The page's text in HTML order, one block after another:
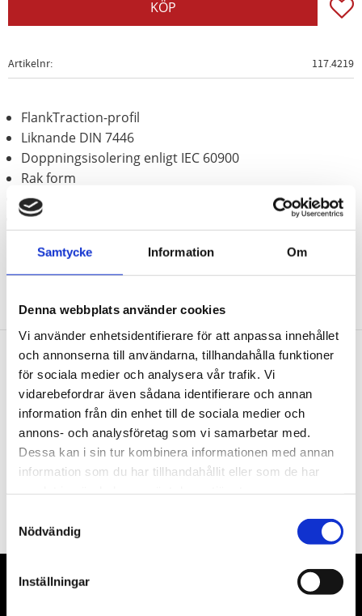
Samtycke Information Om
Denna webbplats använder cookies
Vi använder enhetsidentifierare för att anpassa innehållet
och annonserna till användarna, tillhandahålla funktioner
för sociala medier och analysera vår trafik. Vi
vidarebefordrar även sådana identifierare och annan
information från din enhet till de sociala medier och
annons- och analysföretag som vi samarbetar med.
Dessa kan i sin tur kombinera informationen med annan
information som du har tillhandahållit eller som de har
Nödvändig
Inställningar
KÖP
Artikelnr 117.4219
FlankTraction-profil
Liknande DIN 7446
Doppningsisolering enligt IEC 60900
Rak form
exakt kuggad med 72 kuggar
Krom vanadium
Nyhetsbrev
PRENUMERERA
VÅRA LEVERANTÖRER